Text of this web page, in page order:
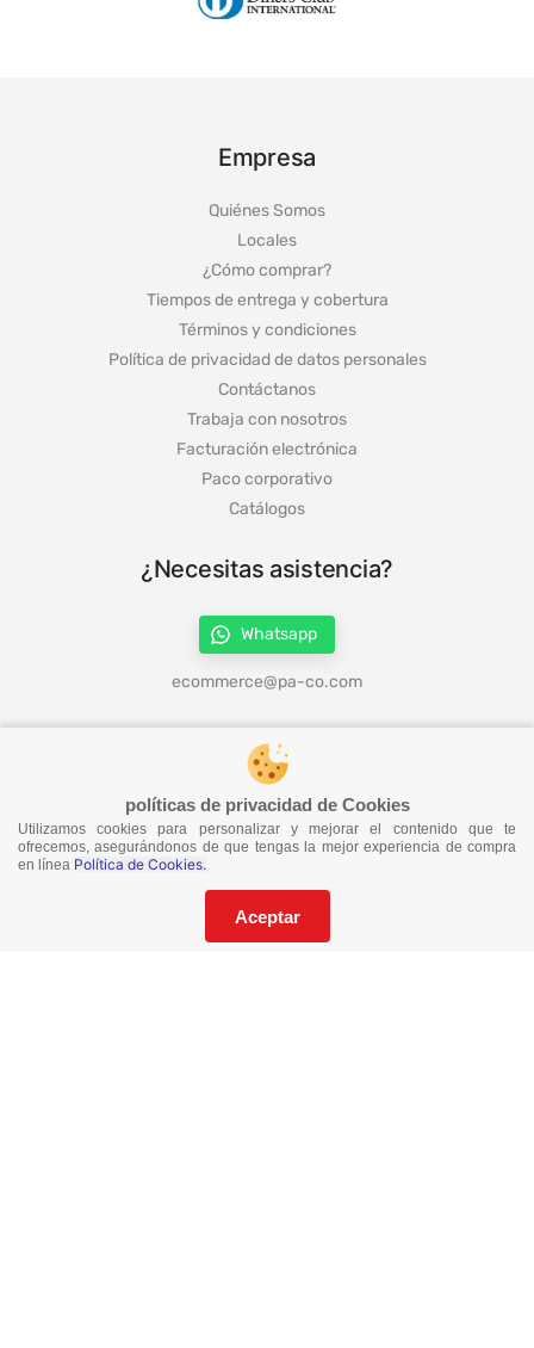
políticas de privacidad de Cookies
Utilizamos cookies para personalizar y mejorar el contenido que te
ofrecemos, asegurándonos de que tengas la mejor experiencia de compra
en línea Política de Cookies.
Aceptar
Empresa
Quiénes Somos
Locales
¿Cómo comprar?
Tiempos de entrega y cobertura
Términos y condiciones
Política de privacidad de datos personales
Contáctanos
Trabaja con nosotros
Facturación electrónica
Paco corporativo
Catálogos
¿Necesitas asistencia?
Whatsapp
ecommerce@pa-co.com
¡Síguenos en redes!
¡No te pierdas nuestras ofertas!
Suscríbete a nuestro Catalogo